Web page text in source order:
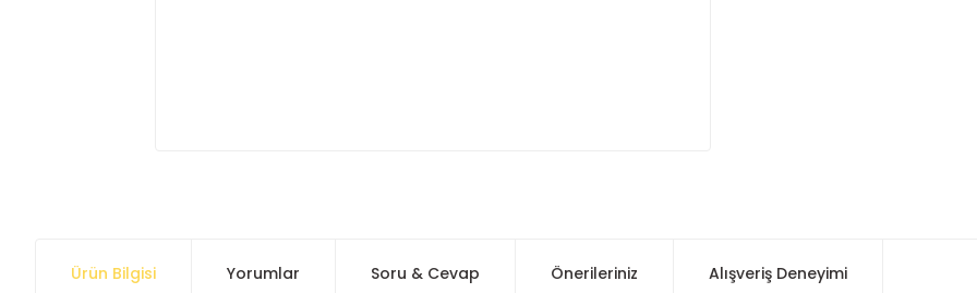
Ürün Bilgisi Yorumlar Soru & Cevap Önerileriniz Alışveriş Deneyimi